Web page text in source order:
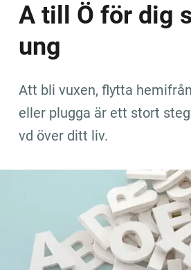
A till Ö för dig
ung
Att bli vuxen, flytta
eller plugga är ett stort
vd över ditt liv.